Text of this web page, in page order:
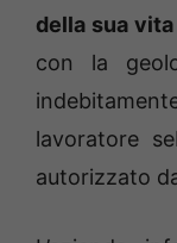
della sua
con la
lavoratore
autorizzato